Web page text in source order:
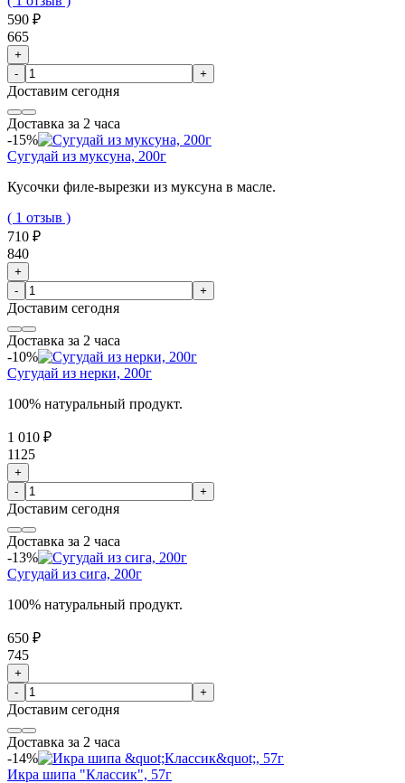
590 ₽
665
+
-
+
Доставим сегодня
Доставка за 2 часа
-15%
Сугудай из муксуна, 200г
Кусочки филе-вырезки из муксуна в масле.
( 1 отзыв )
710 ₽
840
+
-
+
Доставим сегодня
Доставка за 2 часа
-10%
Сугудай из нерки, 200г
100% натуральный продукт.
1 010 ₽
1125
+
-
+
Доставим сегодня
Доставка за 2 часа
-13%
Сугудай из сига, 200г
100% натуральный продукт.
650 ₽
745
+
-
+
Доставим сегодня
Доставка за 2 часа
-14%
Икра шипа "Классик", 57г